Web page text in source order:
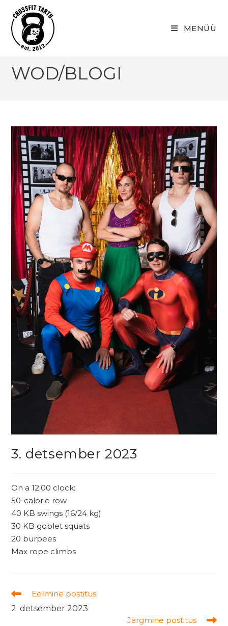
content
MENÜÜ
WOD/BLOGI
3. detsember 2023
On a 12:00 clock:
50-calorie row
40 KB swings (16/24 kg)
30 KB goblet squats
20 burpees
Max rope climbs
Read
more
articles
Eelmine postitus
2. detsember 2023
Järgmine postitus